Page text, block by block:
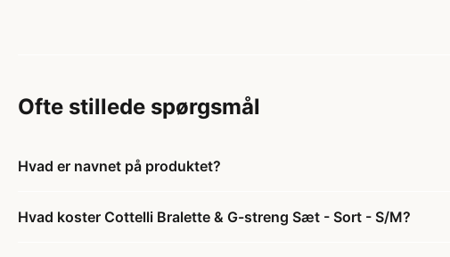
Ofte stillede spørgsmål
Hvad er navnet på produktet?
Hvad koster Cottelli Bralette & G-streng Sæt - Sort - S/M?